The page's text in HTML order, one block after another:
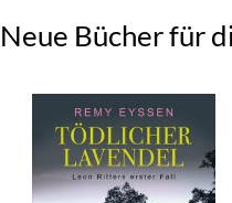
Neue Bücher für